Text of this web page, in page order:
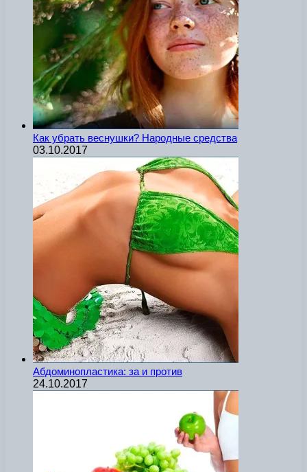
Как убрать веснушки? Народные средства
03.10.2017
Абдоминопластика: за и против
24.10.2017